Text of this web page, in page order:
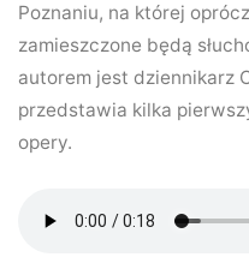
Poznaniu, na której
zamieszczone będą
autorem jest dziennikarz
przedstawia kilka
opery.